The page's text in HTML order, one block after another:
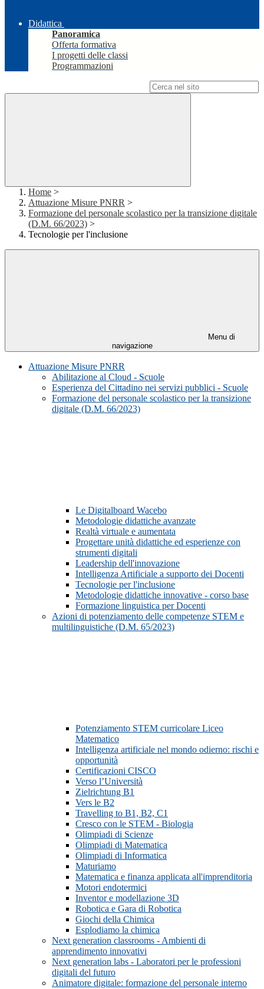
Didattica
Panoramica
Offerta formativa
I progetti delle classi
Programmazioni
Home >
Attuazione Misure PNRR >
Formazione del personale scolastico per la transizione digitale
(D.M. 66/2023) >
Tecnologie per l'inclusione
Menu di
navigazione
Attuazione Misure PNRR
Abilitazione al Cloud - Scuole
Esperienza del Cittadino nei servizi pubblici - Scuole
Formazione del personale scolastico per la transizione
digitale (D.M. 66/2023)
Le Digitalboard Wacebo
Metodologie didattiche avanzate
Realtà virtuale e aumentata
Progettare unità didattiche ed esperienze con
strumenti digitali
Leadership dell'innovazione
Intelligenza Artificiale a supporto dei Docenti
Tecnologie per l'inclusione
Metodologie didattiche innovative - corso base
Formazione linguistica per Docenti
Azioni di potenziamento delle competenze STEM e
multilinguistiche (D.M. 65/2023)
Potenziamento STEM curricolare Liceo
Matematico
Intelligenza artificiale nel mondo odierno: rischi e
opportunità
Certificazioni CISCO
Verso l’Università
Zielrichtung B1
Vers le B2
Travelling to B1, B2, C1
Cresco con le STEM - Biologia
Olimpiadi di Scienze
Olimpiadi di Matematica
Olimpiadi di Informatica
Maturiamo
Matematica e finanza applicata all'imprenditoria
Motori endotermici
Inventor e modellazione 3D
Robotica e Gara di Robotica
Giochi della Chimica
Esplodiamo la chimica
Next generation classrooms - Ambienti di
apprendimento innovativi
Next generation labs - Laboratori per le professioni
digitali del futuro
Animatore digitale: formazione del personale interno